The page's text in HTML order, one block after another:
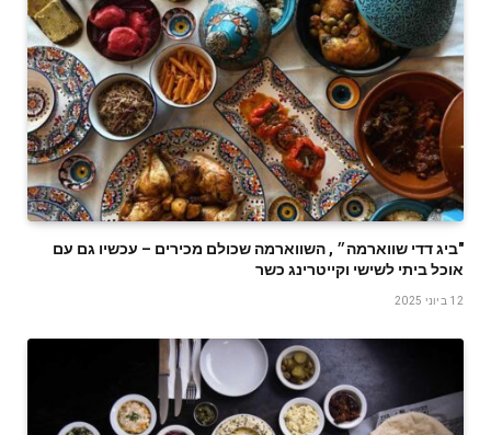
‬אוכל‭ ‬ביתי‭ ‬לשישי‭ ‬וקייטרינג‭ ‬כשר
12 ביוני 2025